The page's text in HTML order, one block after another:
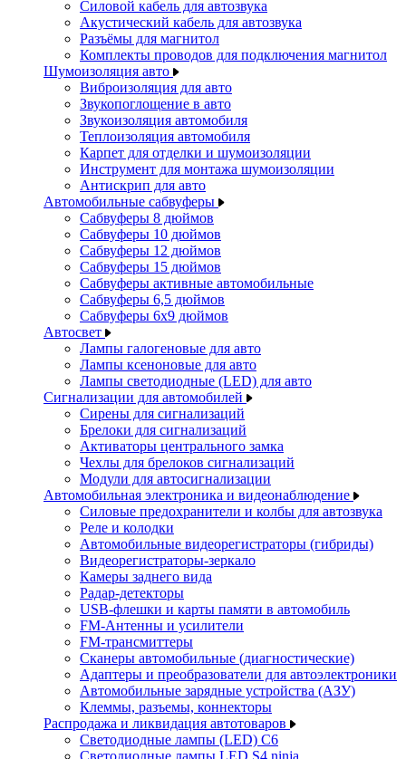
Силовой кабель для автозвука
Акустический кабель для автозвука
Разъёмы для магнитол
Комплекты проводов для подключения магнитол
Шумоизоляция авто
Виброизоляция для авто
Звукопоглощение в авто
Звукоизоляция автомобиля
Теплоизоляция автомобиля
Карпет для отделки и шумоизоляции
Инструмент для монтажа шумоизоляции
Антискрип для авто
Автомобильные сабвуферы
Сабвуферы 8 дюймов
Сабвуферы 10 дюймов
Сабвуферы 12 дюймов
Сабвуферы 15 дюймов
Сабвуферы активные автомобильные
Сабвуферы 6,5 дюймов
Сабвуферы 6x9 дюймов
Автосвет
Лампы галогеновые для авто
Лампы ксеноновые для авто
Лампы светодиодные (LED) для авто
Сигнализации для автомобилей
Сирены для сигнализаций
Брелоки для сигнализаций
Активаторы центрального замка
Чехлы для брелоков сигнализаций
Модули для автосигнализации
Автомобильная электроника и видеонаблюдение
Силовые предохранители и колбы для автозвука
Реле и колодки
Автомобильные видеорегистраторы (гибриды)
Видеорегистраторы-зеркало
Камеры заднего вида
Радар-детекторы
USB-флешки и карты памяти в автомобиль
FM-Антенны и усилители
FM-трансмиттеры
Сканеры автомобильные (диагностические)
Адаптеры и преобразователи для автоэлектроники
Автомобильные зарядные устройства (АЗУ)
Клеммы, разъемы, коннекторы
Распродажа и ликвидация автотоваров
Светодиодные лампы (LED) C6
Светодиодные лампы LED S4 ninja